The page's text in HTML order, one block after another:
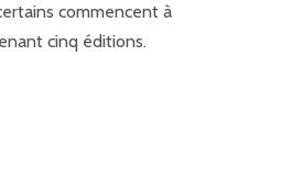
commencent à
cinq éditions.